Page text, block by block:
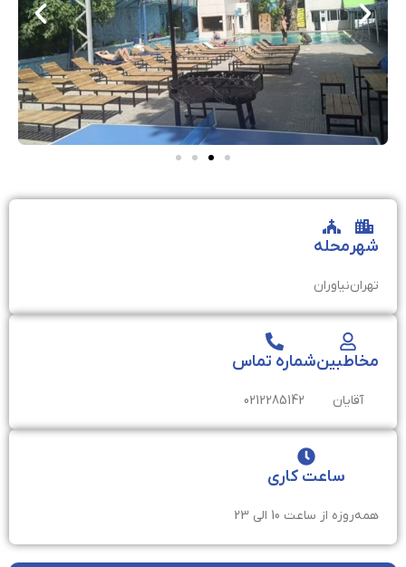
شهر
تهران
محله
نیاوران
مخاطبین
آقایان
شماره تماس
0212285142
ساعت کاری
همه‌روزه از ساعت 10 الی 23